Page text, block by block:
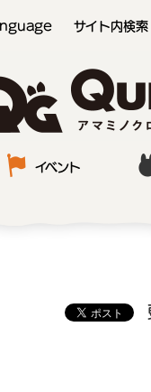
サイト内検索
アマミノクロ
イベント